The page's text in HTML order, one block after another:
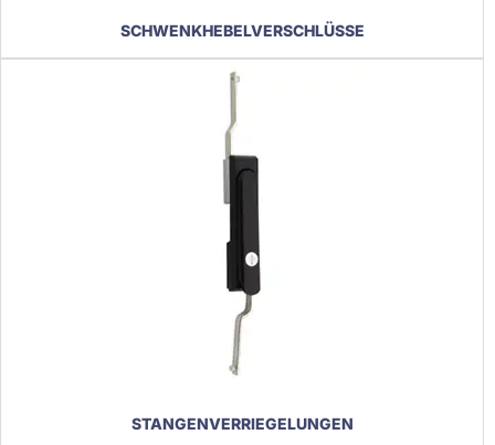
SCHWENKHEBELVERSCHLÜSSE
STANGENVERRIEGELUNGEN